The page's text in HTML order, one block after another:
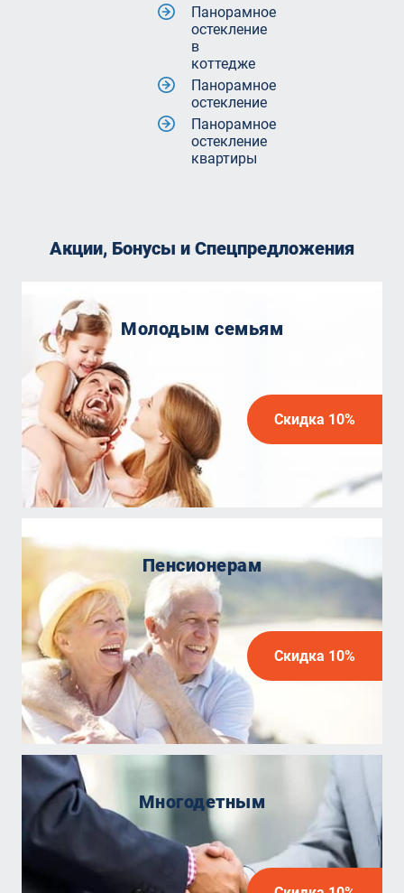
Панорамное
остекление
в
коттедже
Панорамное
остекление
Панорамное
остекление
квартиры
Акции, Бонусы и Спецпредложения
Молодым семьям
Скидка 10%
Пенсионерам
Скидка 10%
Многодетным